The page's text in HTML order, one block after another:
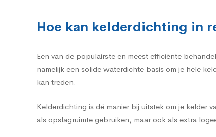
Hoe kan kelderdichting in
Een van de populairste en meest efficiënte
namelijk een solide waterdichte basis om je hele
kan treden.
Kelderdichting is dé manier bij uitstek om je kelder
als opslagruimte gebruiken, maar ook als extra